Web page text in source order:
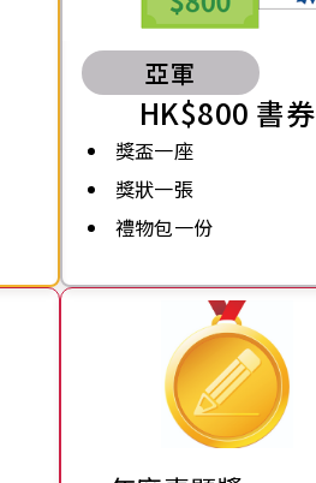
亞軍
HK$800 書券
獎盃一座
獎狀一張
禮物包一份